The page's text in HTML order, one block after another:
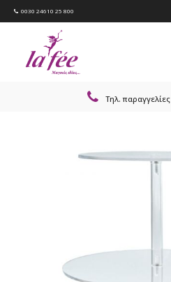
0030 24610 25 800
Τηλ. παραγγελίες